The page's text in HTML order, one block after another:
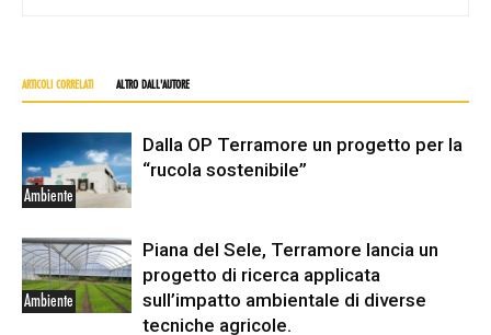
ARTICOLI CORRELATI ALTRO DALL'AUTORE
Ambiente
Dalla OP Terramore un progetto per la
“rucola sostenibile”
Ambiente
Piana del Sele, Terramore lancia un
progetto di ricerca applicata
sull’impatto ambientale di diverse
tecniche agricole.